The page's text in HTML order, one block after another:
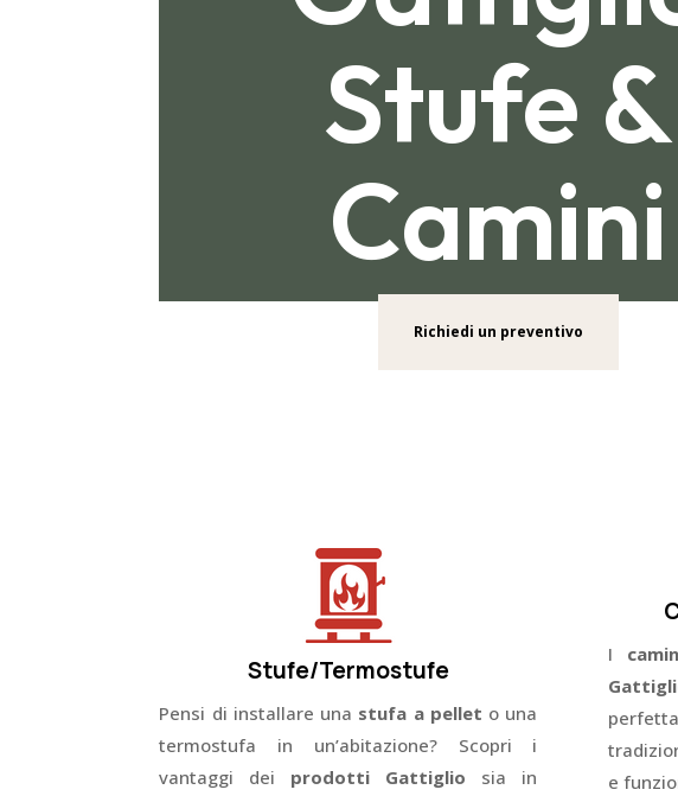
Stufe &
Camini
Richiedi un preventivo
Stufe/Termostufe
Pensi di installare una stufa a pellet o una
termostufa in un’abitazione? Scopri i
vantaggi dei prodotti Gattiglio sia in
I
e